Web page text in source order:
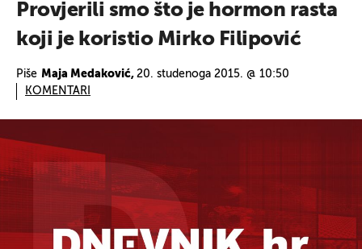
Provjerili smo što je hormon rasta
koji je koristio Mirko Filipović
Piše Maja Medaković, 20. studenoga 2015. @ 10:50
KOMENTARI